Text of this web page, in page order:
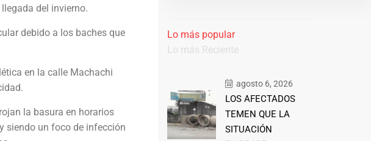
del invierno.
debido a los baches que
en la calle Machachi
la basura en horarios
siendo un foco de infección
Lo más popular
Lo más Reciente
agosto 6, 2026
LOS AFECTADOS
TEMEN QUE LA
SITUACIÓN